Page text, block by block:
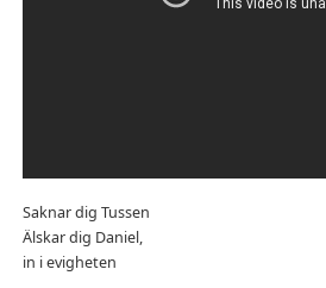
Saknar dig Tussen
Älskar dig Daniel,
in i evigheten